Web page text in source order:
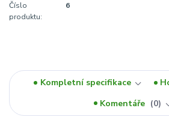
Číslo
produktu:
6
Kompletní specifikace
Komentáře
0